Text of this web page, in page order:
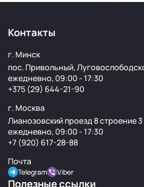
Контакты
г. Минск
пос. Привольный,
ежедневно, 09:00 - 17:30
+375 (29) 644-21-90
г. Москва
Лианозовский проезд 8 строение 3
ежедневно, 09:00 - 17:30
+7 (920) 617-28-88
Почта
Telegram Viber
Полезные ссылки